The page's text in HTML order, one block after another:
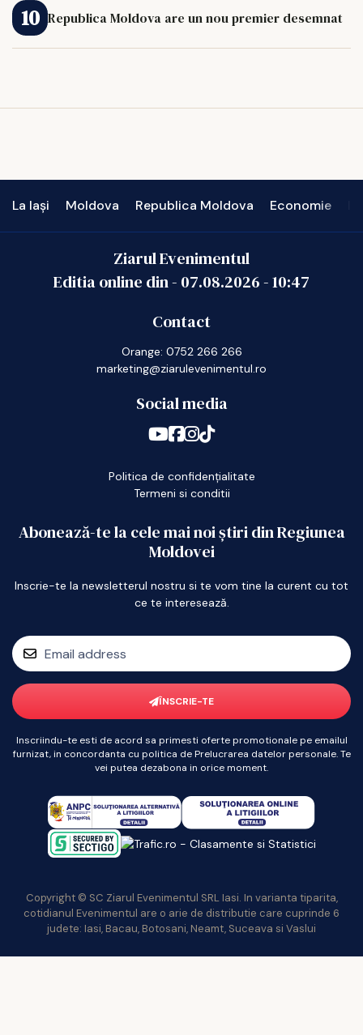
Republica Moldova are un nou premier desemnat
La Iași Moldova Republica Moldova Economie
Ziarul Evenimentul
Editia online din - 07.08.2026-10:47
Contact
Orange: 0752 266 266
marketing@ziarulevenimentul.ro
Social media
Politica de confidențialitate
Termeni si conditii
Abonează-te la cele mai noi știri din Regiunea
Moldovei
Inscrie-te la newsletterul nostru si te vom tine la curent cu tot
ce te interesează.
ÎNSCRIE-TE
Inscriindu-te esti de acord sa primesti oferte promotionale pe emailul
furnizat, in concordanta cu politica de Prelucrarea datelor personale. Te
vei putea dezabona in orice moment.
Copyright © SC Ziarul Evenimentul SRL Iasi. In varianta tiparita,
cotidianul Evenimentul are o arie de distributie care cuprinde 6
judete: Iasi, Bacau, Botosani, Neamt, Suceava si Vaslui